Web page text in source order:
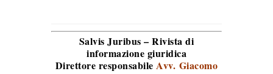
Salvis Juribus – Rivista di
informazione giuridica
Direttore responsabileAvv. Giacomo